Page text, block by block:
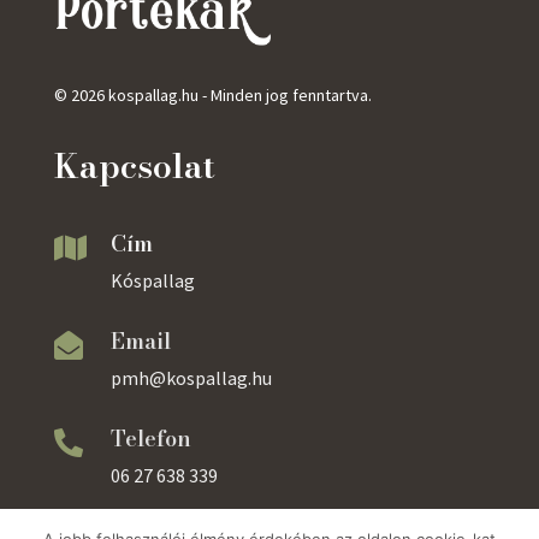
© 2026 kospallag.hu - Minden jog fenntartva.
Kapcsolat
 Cím
Kóspallag
 Email
pmh@kospallag.hu
 Telefon
06 27 638 339